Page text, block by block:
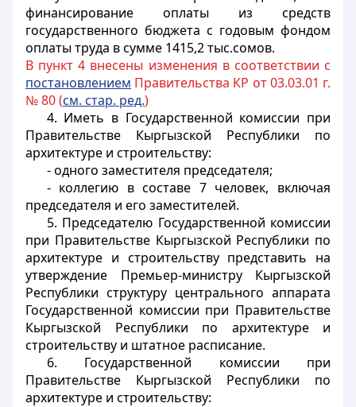
финансирование оплаты из средств
государственного бюджета с годовым фондом
оплаты труда в сумме 1415,2 тыс.сомов.
В пункт 4 внесены изменения в соответствии с
постановлением Правительства КР от 03.03.01 г.
№ 80 (см. стар. ред.)
4. Иметь в Государственной комиссии при
Правительстве Кыргызской Республики по
архитектуре и строительству:
- одного заместителя председателя;
- коллегию в составе 7 человек, включая
председателя и его заместителей.
5. Председателю Государственной комиссии
при Правительстве Кыргызской Республики по
архитектуре и строительству представить на
утверждение Премьер-министру Кыргызской
Республики структуру центрального аппарата
Государственной комиссии при Правительстве
Кыргызской Республики по архитектуре и
строительству и штатное расписание.
6. Государственной комиссии при
Правительстве Кыргызской Республики по
архитектуре и строительству: